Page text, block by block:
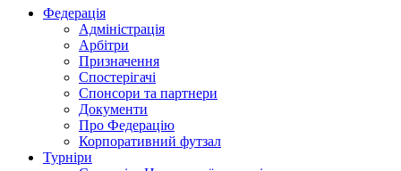
Федерація
Адміністрація
Арбітри
Призначення
Спостерігачі
Спонсори та партнери
Документи
Про Федерацію
Корпоративний футзал
Турніри